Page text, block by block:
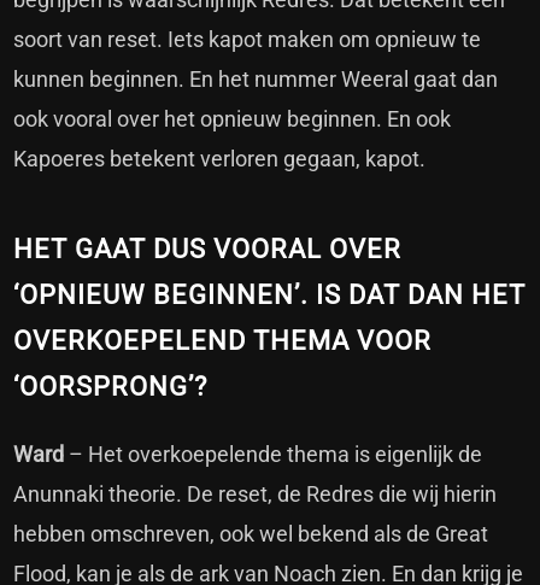
soort van reset. Iets kapot maken om opnieuw te
kunnen beginnen. En het nummer Weeral gaat dan
ook vooral over het opnieuw beginnen. En ook
Kapoeres betekent verloren gegaan, kapot.
HET GAAT DUS VOORAL OVER
‘OPNIEUW BEGINNEN’. IS DAT DAN HET
OVERKOEPELEND THEMA VOOR
‘OORSPRONG’?
Ward – Het overkoepelende thema is eigenlijk de
Anunnaki theorie. De reset, de Redres die wij hierin
hebben omschreven, ook wel bekend als de Great
Flood, kan je als de ark van Noach zien. En dan krijg je